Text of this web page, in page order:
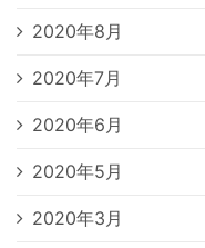
2020年8月
2020年7月
2020年6月
2020年5月
2020年3月